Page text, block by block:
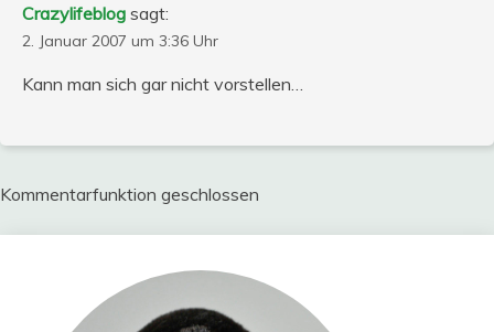
Crazylifeblog sagt:
2. Januar 2007 um 3:36 Uhr
Kann man sich gar nicht vorstellen…
Kommentarfunktion geschlossen